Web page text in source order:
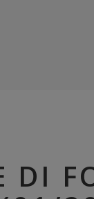
DI